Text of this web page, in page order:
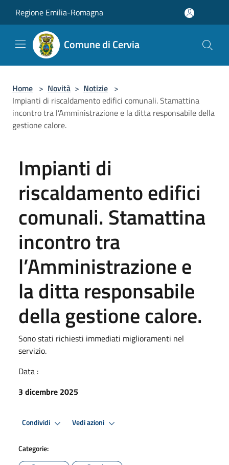
Regione Emilia-Romagna
Comune di Cervia
Home > Novità > Notizie >
Impianti di riscaldamento edifici comunali. Stamattina
incontro tra l’Amministrazione e la ditta responsabile della
gestione calore.
Impianti di
riscaldamento edifici
comunali. Stamattina
incontro tra
l’Amministrazione e
la ditta responsabile
della gestione calore.
Sono stati richiesti immediati miglioramenti nel
servizio.
Data :
3 dicembre 2025
Condividi Vedi azioni
Categorie: